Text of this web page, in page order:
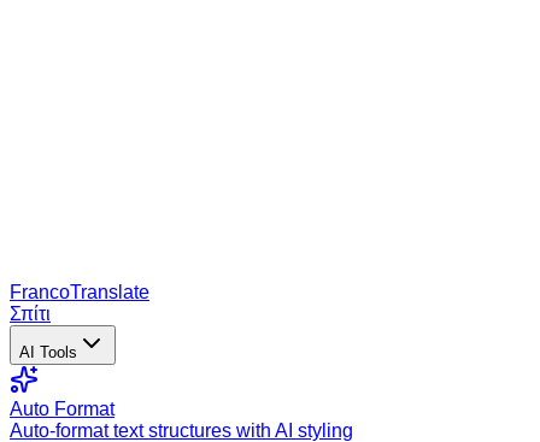
FrancoTranslate
Σπίτι
AI Tools
Auto Format
Auto-format text structures with AI styling